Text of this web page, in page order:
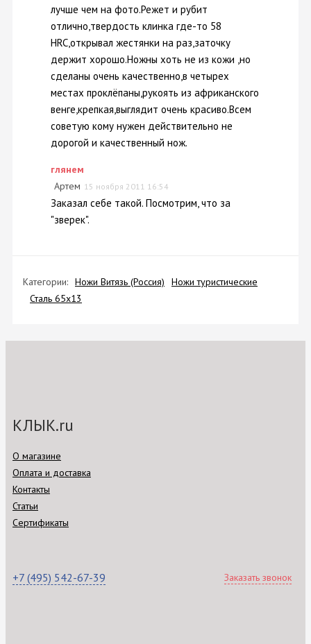
лучше чем на фото.Режет и рубит
отлично,твердость клинка где-то 58
HRC,открывал жестянки на раз,заточку
держит хорошо.Ножны хоть не из кожи ,но
сделаны очень качественно,в четырех
местах проклёпаны,рукоять из африканского
венге,крепкая,выглядит очень красиво.Всем
советую кому нужен действительно не
дорогой и качественный нож.
глянем
Артем 15 ноября 2011 16:54
Заказал себе такой. Посмотрим, что за
"зверек".
Категории: Ножи Витязь (Россия)
Ножи туристические
Сталь 65х13
КЛЫК.ru
О магазине
Оплата и доставка
Контакты
Статьи
Сертификаты
+7 (495) 542-67-39 Заказать звонок